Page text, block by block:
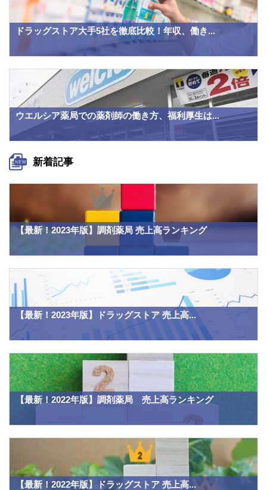
ドラッグストア大手5社を徹底比較！年収、働き...
ウエルシア薬局での薬剤師の働き方、福利厚生は...
新着記事
【最新！2023年版】調剤薬局 売上高ランキング
【最新！2023年版】ドラッグストア 売上高...
【最新！2022年版】調剤薬局 売上高ランキング
【最新！2022年版】ドラッグストア 売上高...